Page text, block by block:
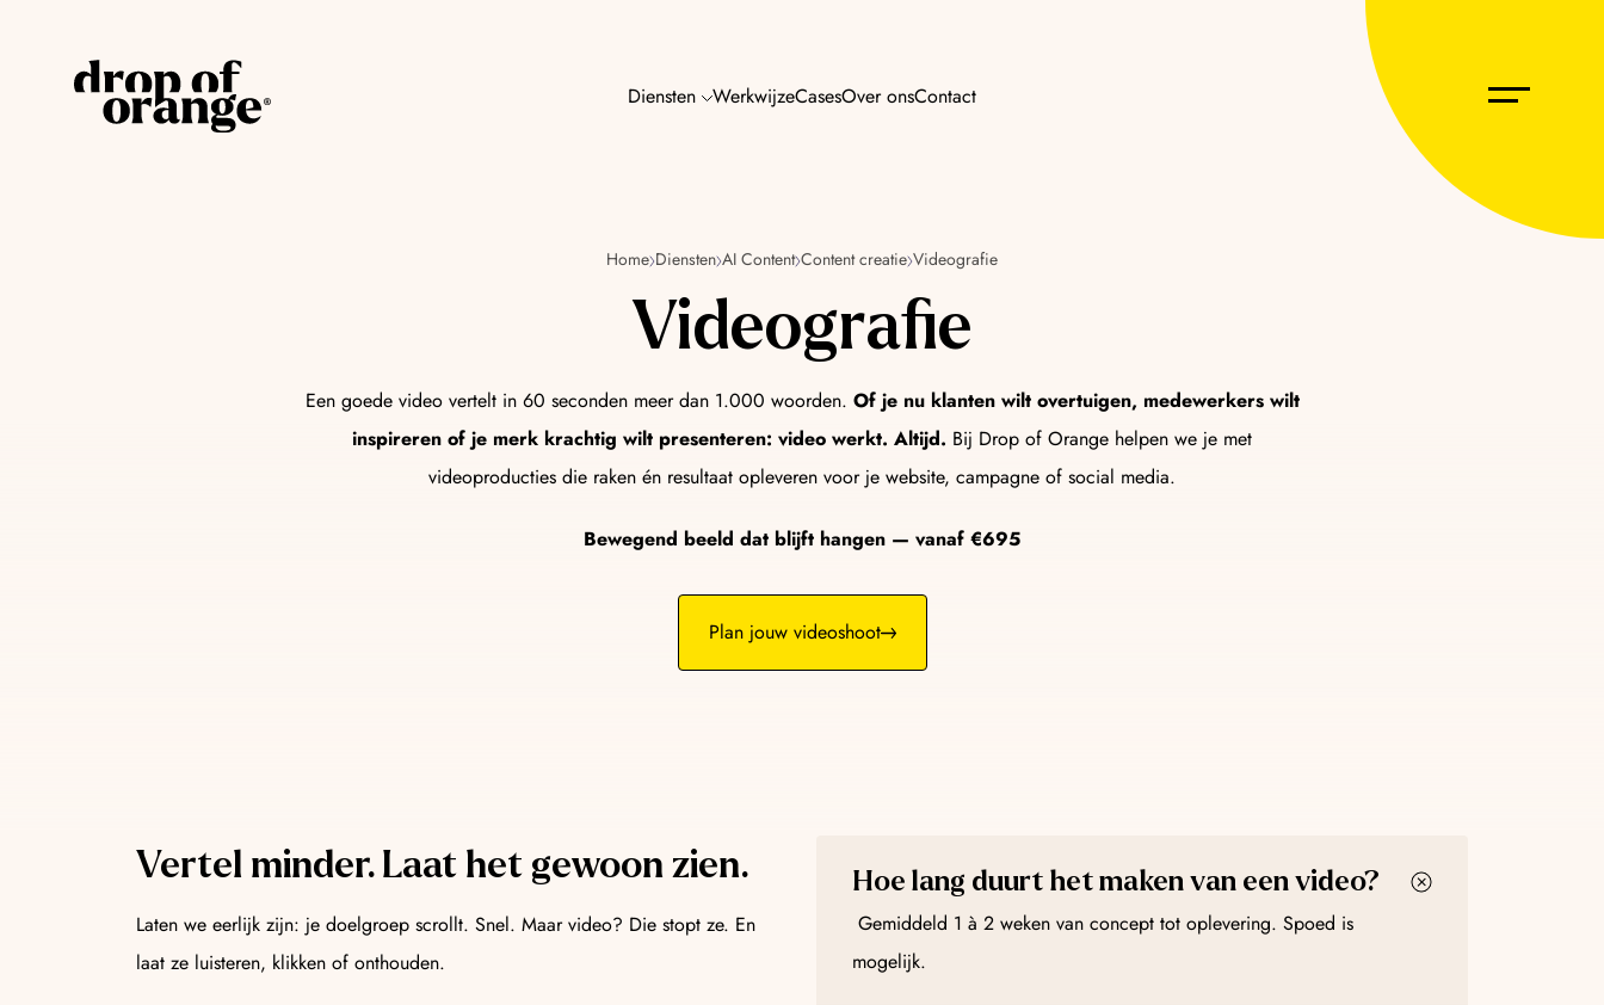
Diensten
Ontdek waar AI direct waarde toevoegt aan jouw marketing — van
Word zichtbaar in Google én AI-antwoorden. Jouw merk als bron in de
zoekmachines van morgen.
AI Chatbots
WerkwijzeCasesOver onsContact
Home Diensten AI Content Content creatie Videografie
Videografie
Een goede video vertelt in 60 seconden meer dan 1.000 woorden. Of je nu klanten wilt overtuigen, medewerkers wilt
inspireren of je merk krachtig wilt presenteren: video werkt. Altijd. Bij Drop of Orange helpen we je met
videoproducties die raken én resultaat opleveren voor je website, campagne of social media.
Bewegend beeld dat blijft hangen — vanaf €695
Plan jouw videoshoot
Vertel minder. Laat het gewoon zien.
Laten we eerlijk zijn: je doelgroep scrollt. Snel. Maar video? Die stopt ze. En
laat ze luisteren, klikken of onthouden.
Hoe lang duurt het maken van een video?
Gemiddeld 1 à 2 weken van concept tot oplevering. Spoed is
mogelijk.